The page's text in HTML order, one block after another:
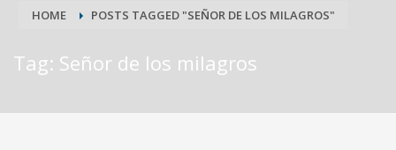
HOME POSTS TAGGED "SEÑOR DE LOS MILAGROS"
Tag: Señor de los milagros